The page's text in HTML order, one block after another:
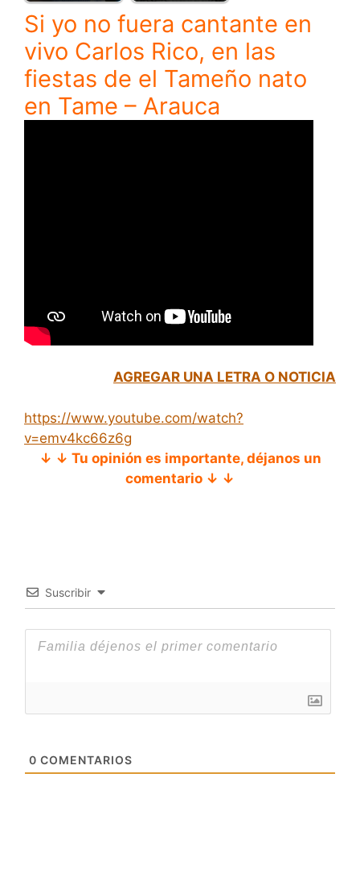
Si yo no fuera cantante en
vivo Carlos Rico, en las
fiestas de el Tameño nato
en Tame – Arauca
AGREGAR UNA LETRA O NOTICIA
https://www.youtube.com/watch?
v=emv4kc66z6g
↓ ↓ Tu opinión es importante, déjanos un
comentario ↓ ↓
Suscribir
0 COMENTARIOS